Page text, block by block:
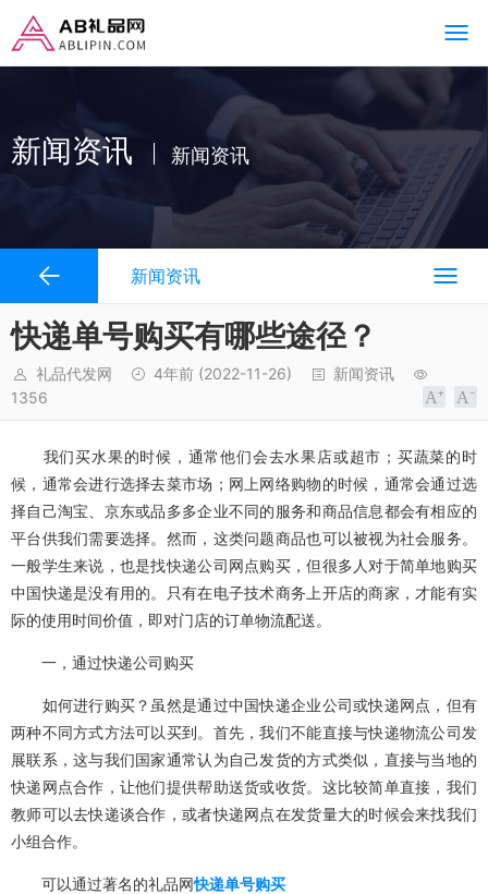
新闻资讯 新闻资讯
新闻资讯
快递单号购买有哪些途径？
礼品代发网 4年前 (2022-11-26)
新闻资讯
1356
我们买水果的时候，通常他们会去水果店或超市；买蔬菜的时
候，通常会进行选择去菜市场；网上网络购物的时候，通常会通过选
择自己淘宝、京东或品多多企业不同的服务和商品信息都会有相应的
平台供我们需要选择。然而，这类问题商品也可以被视为社会服务。
一般学生来说，也是找快递公司网点购买，但很多人对于简单地购买
中国快递是没有用的。只有在电子技术商务上开店的商家，才能有实
际的使用时间价值，即对门店的订单物流配送。
一，通过快递公司购买
如何进行购买？虽然是通过中国快递企业公司或快递网点，但有
两种不同方式方法可以买到。首先，我们不能直接与快递物流公司发
展联系，这与我们国家通常认为自己发货的方式类似，直接与当地的
快递网点合作，让他们提供帮助送货或收货。这比较简单直接，我们
教师可以去快递谈合作，或者快递网点在发货量大的时候会来找我们
小组合作。
可以通过著名的礼品网快递单号购买